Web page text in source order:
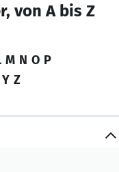
von A bis Z
M N O P
Y Z